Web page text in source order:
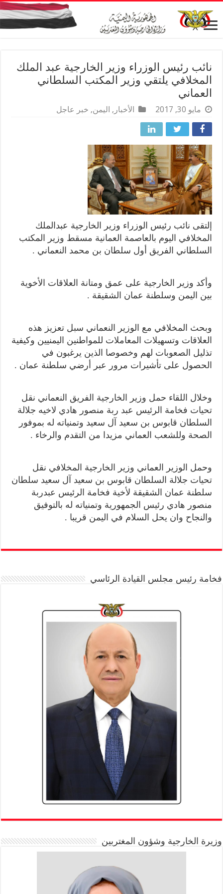
نائب رئيس الوزراء وزير الخارجية عبد الملك
المخلافي يلتقي وزير المكتب السلطاني
العماني
مايو 30, 2017 الأخبار , اليمن, خبر عاجل
إلتقى نائب رئيس الوزراء وزير الخارجية عبدالملك
المخلافي اليوم بالعاصمة العمانية مسقط وزير المكتب
السلطاني الفريق أول سلطان بن محمد النعماني .
وأكد وزير الخارجية على عمق ومتانة العلاقات الأخوية
بين اليمن وسلطنة عمان الشقيقة .
وبحث المخلافي مع الوزير النعماني سبل تعزيز هذه
العلاقات وتسهيلات المعاملات للمواطنين اليمنيين وكيفية
تذليل الصعوبات لهم وخصوصا الذين يرغبون في
الحصول على تأشيرات مرور عبر أرضي سلطنة عمان .
وخلال اللقاء حمل وزير الخارجية الفريق النعماني نقل
تحيات فخامة الرئيس عبد ربة منصور هادي لاخيه جلالة
السلطان قابوس بن سعيد آل سعيد وتمنياته له بموفور
الصحة وللشعب العماني مزيدا من التقدم والرخاء .
وحمل الوزير العماني وزير الخارجية المخلافي نقل
تحيات جلالة السلطان قابوس بن سعيد آل سعيد سلطان
سلطنة عمان الشقيقة لأخية فخامة الرئيس عبدربة
منصور هادي رئيس الجمهورية وتمنياته له بالتوفيق
والنجاح وان يحل السلام في اليمن قريبا .
فخامة رئيس مجلس القيادة الرئاسي
وزيرة الخارجية وشؤون المغتربين